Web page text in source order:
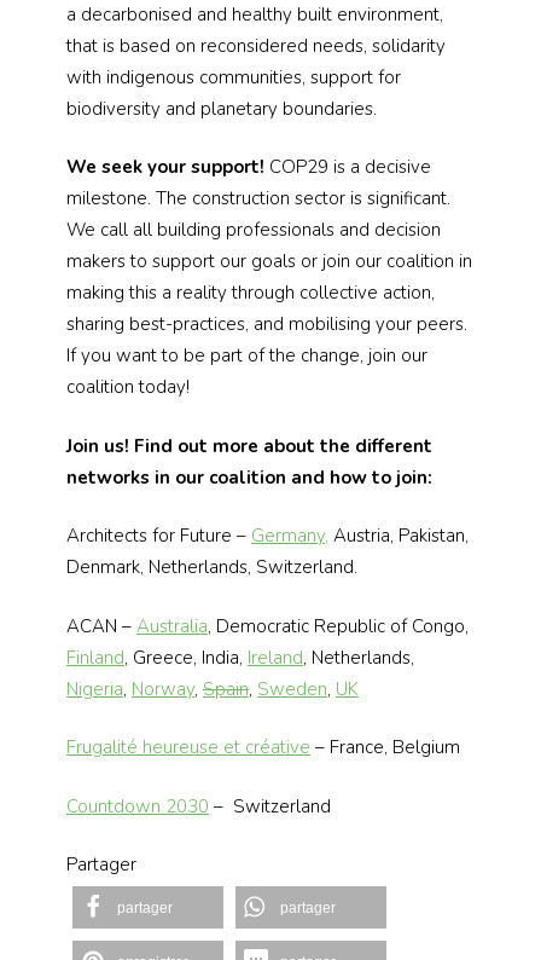
a decarbonised and healthy built environment,
that is based on reconsidered needs, solidarity
with indigenous communities, support for
biodiversity and planetary boundaries.
We seek your support! COP29 is a decisive
milestone. The construction sector is significant.
We call all building professionals and decision
makers to support our goals or join our coalition in
making this a reality through collective action,
sharing best-practices, and mobilising your peers.
If you want to be part of the change, join our
coalition today!
Join us! Find out more about the different
networks in our coalition and how to join:
Architects for Future – Germany, Austria, Pakistan,
Denmark, Netherlands, Switzerland.
ACAN – Australia, Democratic Republic of Congo,
Finland, Greece, India, Ireland, Netherlands,
Nigeria, Norway, Spain, Sweden, UK
Frugalité heureuse et créative – France, Belgium
Countdown 2030 – Switzerland
Partager
partager partager